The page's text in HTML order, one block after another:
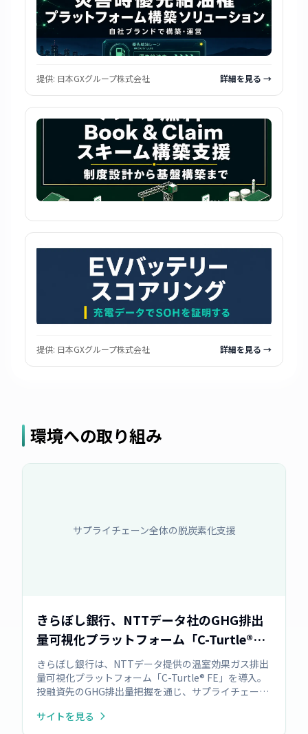
提供: 日本GXグループ株式会社 詳細を見る →
提供: 日本GXグループ株式会社 詳細を見る →
環境への取り組み
サプライチェーン全体の脱炭素化支援
きらぼし銀行、NTTデータ社のGHG排出
量可視化プラットフォーム「C-Turtle®
FE」導入
きらぼし銀行は、NTTデータ提供の温室効果ガス排出
量可視化プラットフォーム「C-Turtle® FE」を導入。
投融資先のGHG排出量把握を通じ、サプライチェーン
。
サイトを見る